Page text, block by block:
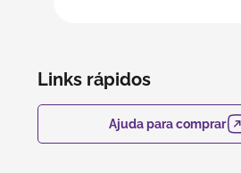
Links rápidos
Ajuda para comprar